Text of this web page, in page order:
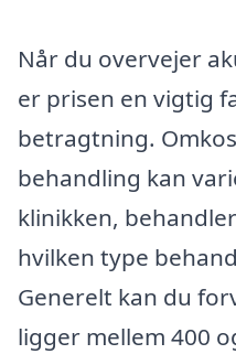
Når du overvejer
er prisen en vigtig
betragtning.
behandling kan
klinikken,
hvilken type
Generelt kan du
ligger mellem 400